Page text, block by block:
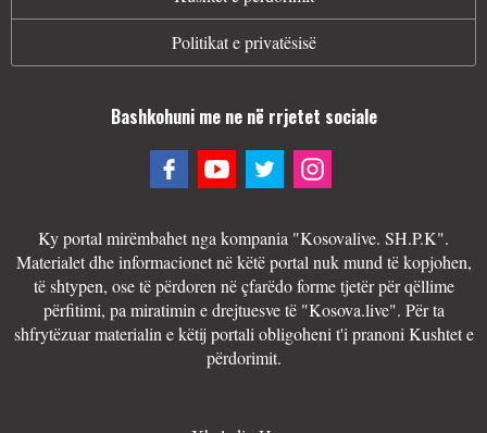
Politikat e privatësisë
Bashkohuni me ne në rrjetet sociale
Ky portal mirëmbahet nga kompania "Kosovalive. SH.P.K".
Materialet dhe informacionet në këtë portal nuk mund të kopjohen,
të shtypen, ose të përdoren në çfarëdo forme tjetër për qëllime
përfitimi, pa miratimin e drejtuesve të "Kosova.live". Për ta
shfrytëzuar materialin e këtij portali obligoheni t'i pranoni Kushtet e
përdorimit.